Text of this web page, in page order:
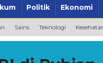
Politik Ekonomi
Sains Teknologi